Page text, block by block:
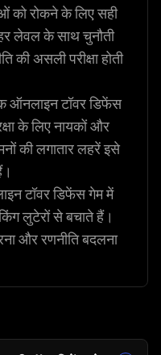
को रोकने के लिए सही
लेवल के साथ चुनौती
की असली परीक्षा होती
ऑनलाइन टॉवर डिफेंस
के लिए नायकों और
की लगातार लहरें इसे
टॉवर डिफेंस गेम में
लुटेरों से बचाते हैं।
और रणनीति बदलना